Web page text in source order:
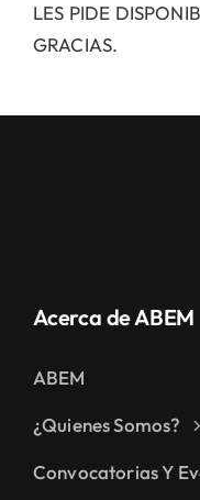
LES PIDE
GRACIAS.
Acerca de ABEM
ABEM
¿Quienes Somos?
Convocatorias Y